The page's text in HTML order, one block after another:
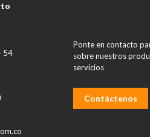
54
Ponte en contacto
sobre nuestros
servicios
Contáctenos